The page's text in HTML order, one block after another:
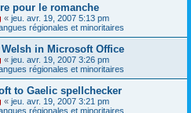
pour le romanche
« jeu. avr. 19, 2007 5:13 pm
régionales et minoritaires
in Microsoft Office
« jeu. avr. 19, 2007 3:26 pm
régionales et minoritaires
to Gaelic spellchecker
« jeu. avr. 19, 2007 3:21 pm
régionales et minoritaires